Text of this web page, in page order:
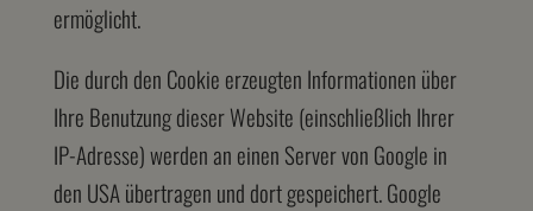
ermöglicht.
Die durch den Cookie erzeugten Informationen über
Ihre Benutzung dieser Website (einschließlich Ihrer
IP-Adresse) werden an einen Server von Google in
den USA übertragen und dort gespeichert. Google